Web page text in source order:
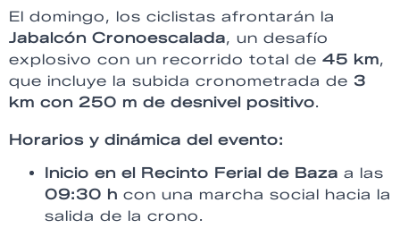
El domingo, los ciclistas afrontarán la
Jabalcón Cronoescalada, un desafío
explosivo con un recorrido total de 45 km,
que incluye la subida cronometrada de 3
km con 250 m de desnivel positivo.
Horarios y dinámica del evento:
Inicio en el Recinto Ferial de Baza a las
09:30 h con una marcha social hacia la
salida de la crono.